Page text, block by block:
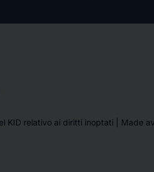
KID relativo ai diritti inoptati | Made